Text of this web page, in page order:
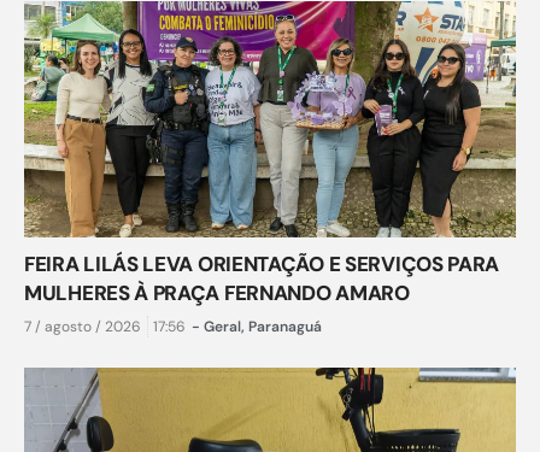
FEIRA LILÁS LEVA ORIENTAÇÃO E SERVIÇOS PARA
MULHERES À PRAÇA FERNANDO AMARO
7 / agosto / 2026 17:56 - Geral, Paranaguá